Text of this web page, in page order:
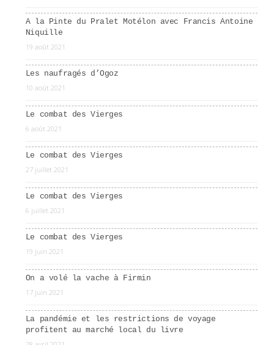
A la Pinte du Pralet Motélon avec Francis Antoine
Niquille
19 août 2021
Les naufragés d’Ogoz
10 août 2021
Le combat des Vierges
6 août 2021
Le combat des Vierges
27 juillet 2021
Le combat des Vierges
6 juillet 2021
Le combat des Vierges
19 juin 2021
On a volé la vache à Firmin
17 juin 2021
La pandémie et les restrictions de voyage
profitent au marché local du livre